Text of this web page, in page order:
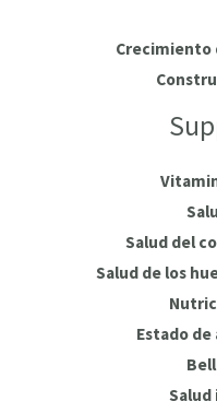
Crecimiento
Salud del
Salud de los
Estado